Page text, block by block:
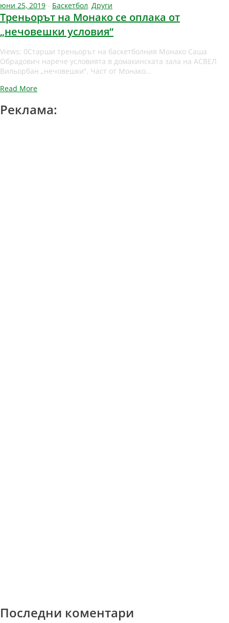
юни 25, 2019 - Баскетбол, Други
Треньорът на Монако се оплака от
„нечовешки условия“
Views: 0Старши треньорът на баскетболния Монако Саша
Обрадович нарече условията в домакинската зала на АСВЕЛ
Вильорбан „нечовешки”. Част от Монако…
Read More
Реклама:
Последни коментари